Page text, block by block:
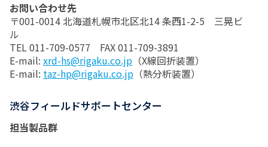
お問い合わせ先
〒001-0014 北海道札幌市北区北14 条西1-2-5 三晃ビ
ル
TEL 011-709-0577 FAX 011-709-3891
E-mail: xrd-hs@rigaku.co.jp （X線回折装置）
E-mail: taz-hp@rigaku.co.jp （熱分析装置）
渋谷フィールドサポートセンター
担当製品群